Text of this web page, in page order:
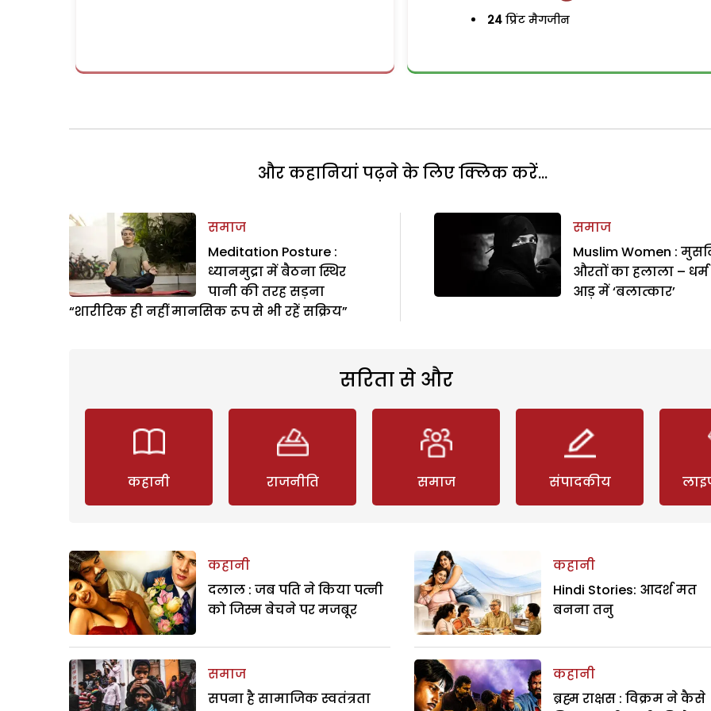
24 प्रिंट मैगजीन
और कहानियां पढ़ने के लिए क्लिक करें...
समाज
Meditation Posture :
ध्यानमुद्रा में बैठना स्थिर
पानी की तरह सड़ना
“शारीरिक ही नहीं मानसिक रूप से भी रहें सक्रिय”
समाज
Muslim Women :
औरतों का हलाला –
आड़ में ‘बलात्कार’
सरिता से और
कहानी राजनीति समाज संपादकीय
कहानी
दलाल : जब पति ने किया पत्नी
को जिस्म बेचने पर मजबूर
समाज
सपना है सामाजिक स्वतंत्रता
कहानी
Hindi Stories: आदर्श मत
बनना तनु
कहानी
ब्रह्म राक्षस : विक्रम ने कैसे